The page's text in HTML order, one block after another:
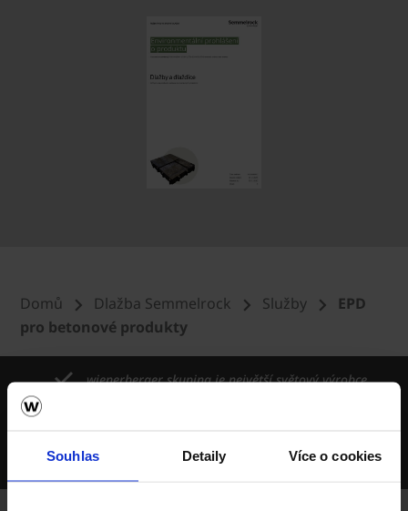
Souhlas Detaily Více o cookies
Domů Dlažba Semmelrock Služby
EPD
pro betonové produkty
wienerberger skupina je největší světový výrobce
Deset výrobních závodů v ČR